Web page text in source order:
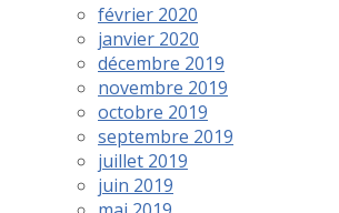
février 2020
janvier 2020
décembre 2019
novembre 2019
octobre 2019
septembre 2019
juillet 2019
juin 2019